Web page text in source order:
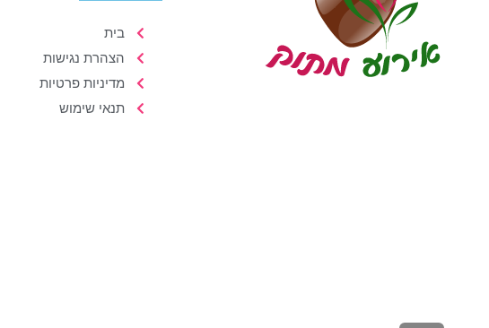
בית
הצהרת נגישות
מדיניות פרטיות
תנאי שימוש